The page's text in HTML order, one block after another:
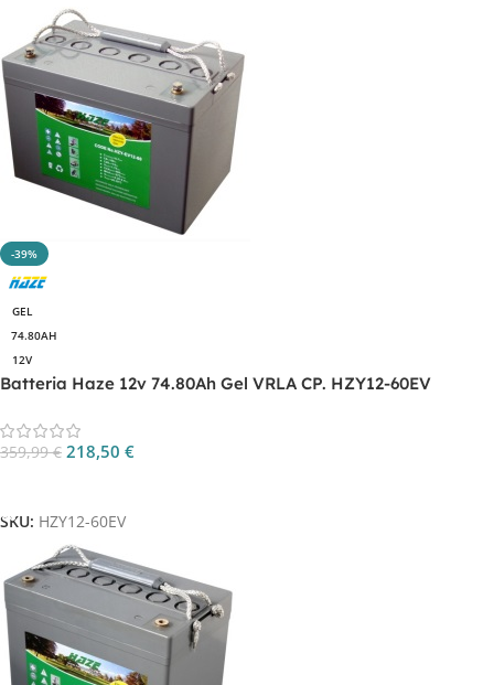
-39%
GEL
74.80AH
12V
Batteria Haze 12v 74.80Ah Gel VRLA CP. HZY12-60EV
359,99€ 218,50 €
SKU: HZY12-60EV